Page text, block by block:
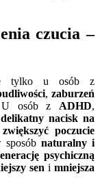
czucia –
tylko u osób z
,zaburzeń
osób z ADHD,
delikatny nacisk na
zwiększyć poczucie
sposób naturalny i
psychiczną
sen i mniejsza